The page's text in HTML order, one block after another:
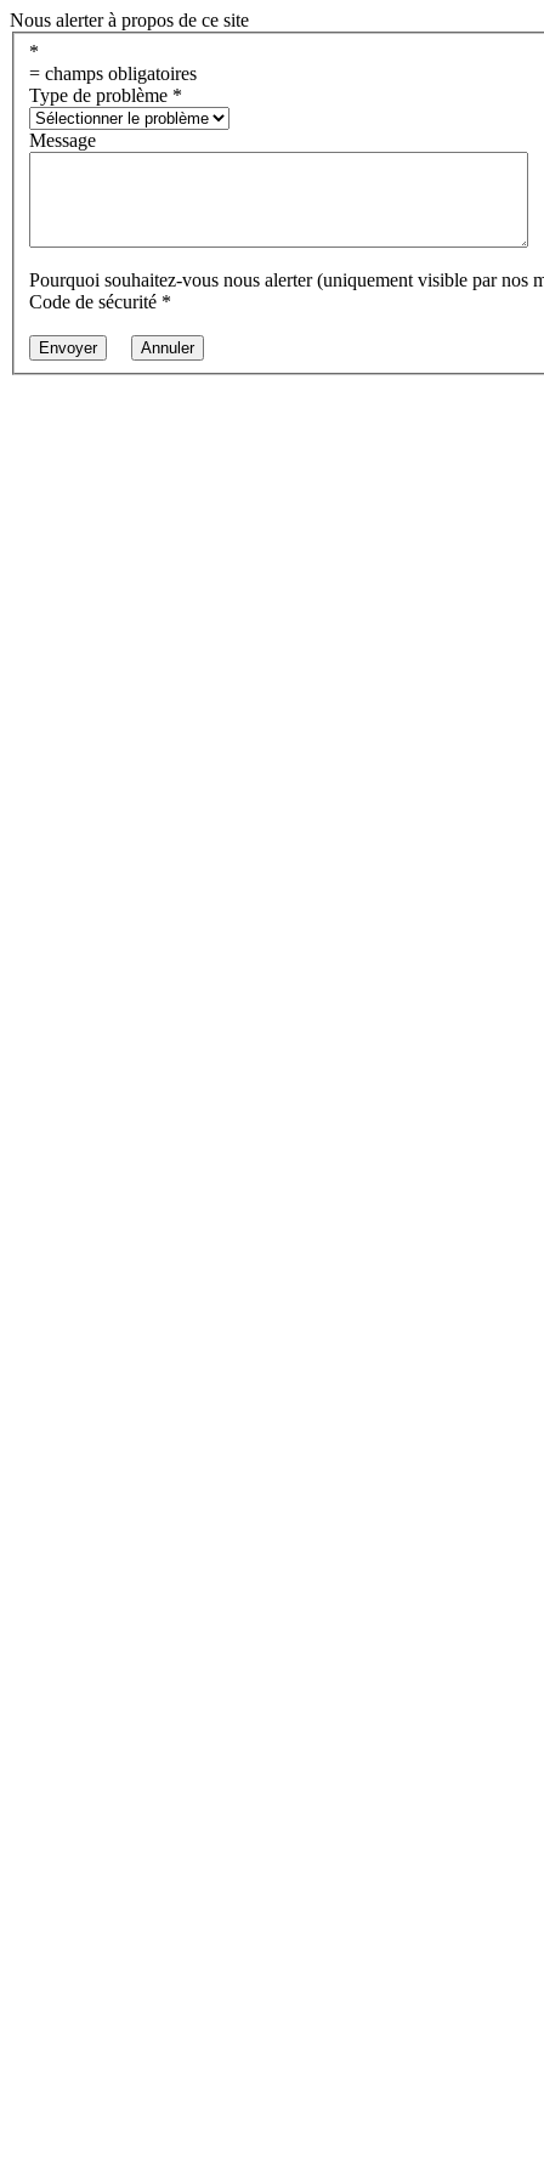
Nous alerter à propos de ce site
*
= champs obligatoires
Type de problème *
Message
Pourquoi souhaitez-vous nous alerter (uniquement visible par nos
Code de sécurité *